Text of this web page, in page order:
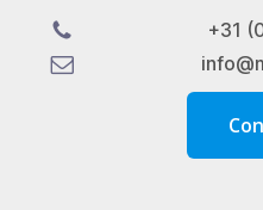
+31
Con